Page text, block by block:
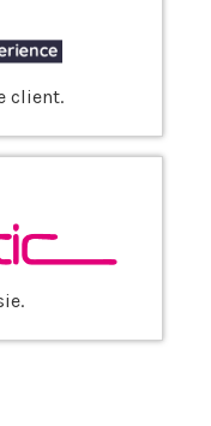
client.